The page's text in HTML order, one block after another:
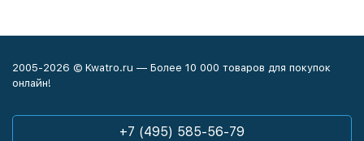
2005-2026 © Kwatro.ru — Более 10 000 товаров для покупок
онлайн!
+7 (495) 585-56-79